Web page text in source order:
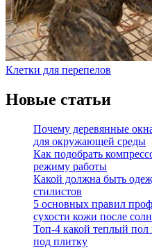
Клетки для перепелов
Новые статьи
Почему деревянные
для окружающей среды
Как подобрать
режиму работы
Какой должна быть
стилистов
5 основных правил
сухости кожи после
Топ-4 какой теплый пол
под плитку